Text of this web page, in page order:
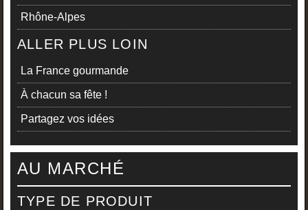
Rhône-Alpes
ALLER PLUS LOIN
La France gourmande
À chacun sa fête !
Partagez vos idées
AU MARCHÉ
TYPE DE PRODUIT